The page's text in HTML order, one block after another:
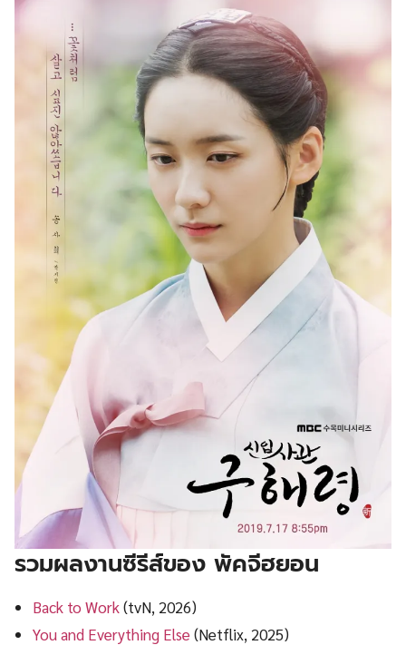
รวมผลงานซีรีส์ของ พัคจีฮยอน
Back to Work(tvN, 2026)
You and Everything Else(Netflix, 2025)